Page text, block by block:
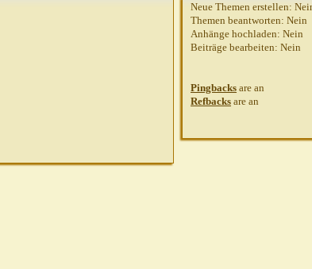
Neue Themen erstellen:
Themen beantworten:Nein
Anhänge hochladen:Nein
Beiträge bearbeiten:Nein
Pingbacks arean
Refbacks arean